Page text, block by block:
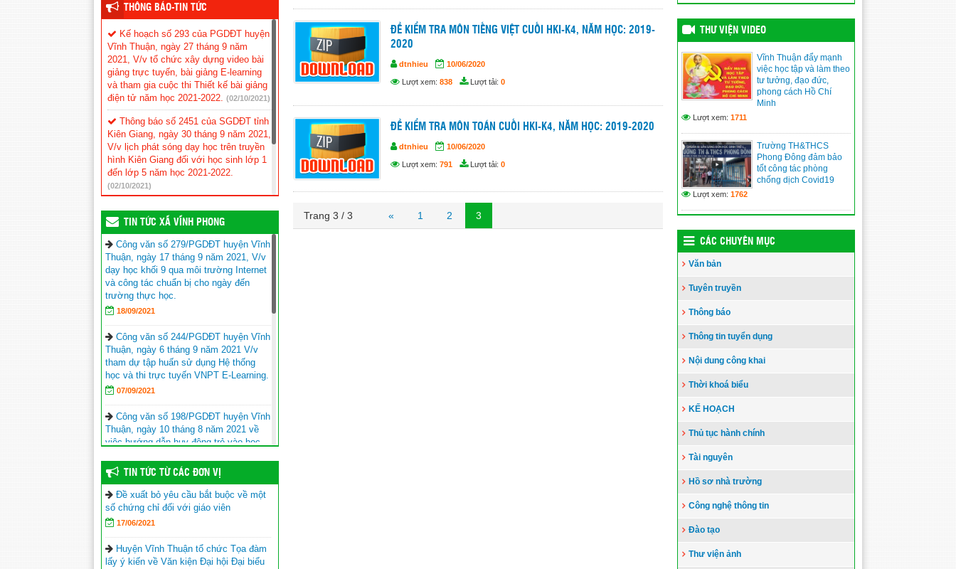
ĐỀ KIỂM TRA MÔN TIẾNG VIỆT CUỐI HKI-K4, NĂM HỌC: 2019-
2020
dtnhieu 10/06/2020
Lượt xem: 838 Lượt tải: 0
ĐỀ KIỂM TRA MÔN TOÁN CUỐI HKI-K4, NĂM HỌC: 2019-2020
dtnhieu 10/06/2020
Lượt xem: 791 Lượt tải: 0
Trang 3 / 3 « 1 2 3
THÔNG BÁO-TIN TỨC
Kế hoạch số 293 của PGDĐT huyện
Vĩnh Thuận, ngày 27 tháng 9 năm
2021, V/v tổ chức xây dựng video bài
giảng trực tuyến, bài giảng E-learning
và tham gia cuộc thi Thiết kế bài giảng
điện tử năm học 2021-2022.
(02/10/2021)
Thông báo số 2451 của SGDĐT tỉnh
Kiên Giang, ngày 30 tháng 9 năm 2021,
V/v lịch phát sóng dạy học trên truyền
hình Kiên Giang đối với học sinh lớp 1
đến lớp 5 năm học 2021-2022.
(02/10/2021)
Công văn số 2376/SGDĐT-VP của
UBND tỉnh Kiên Giang, ngày 24 tháng 9
năm 2021, V/v cho học sinh đến
trường. (25/09/2021)
TIN TỨC XÃ VĨNH PHONG
Công văn số 279/PGDĐT huyện Vĩnh
Thuận, ngày 17 tháng 9 năm 2021, V/v
dạy học khối 9 qua môi trường Internet
và công tác chuẩn bị cho ngày đến
trường thực học.
18/09/2021
Công văn số 244/PGDĐT huyện Vĩnh
Thuận, ngày 6 tháng 9 năm 2021 V/v
tham dự tập huấn sử dụng Hệ thống
học và thi trực tuyến VNPT E-Learning.
07/09/2021
Công văn số 198/PGDĐT huyện Vĩnh
Thuận, ngày 10 tháng 8 năm 2021 về
việc hướng dẫn huy động trẻ vào học
10/08/2021
Tập huấn giáo viên, cán bộ quản lý
sử dụng sách giáo khoa lớp 6 năm học
2021-2022
17/06/2021
Hội Khuyến học huyện Vĩnh Thuận
TIN TỨC TỪ CÁC ĐƠN VỊ
Đề xuất bỏ yêu cầu bắt buộc về một
số chứng chỉ đối với giáo viên
17/06/2021
Huyện Vĩnh Thuận tổ chức Tọa đàm
lấy ý kiến về Văn kiện Đại hội Đại biểu
THƯ VIỆN VIDEO
Vĩnh Thuận đẩy mạnh
việc học tập và làm theo
tư tưởng, đạo đức,
phong cách Hồ Chí
Minh
Lượt xem: 1711
Trường TH&THCS
Phong Đông đảm bảo
tốt công tác phòng
chống dịch Covid19
Lượt xem: 1762
CÁC CHUYÊN MỤC
Văn bản
Tuyên truyền
Thông báo
Thông tin tuyển dụng
Nội dung công khai
Thời khoá biểu
KẾ HOẠCH
Thủ tục hành chính
Tài nguyên
Hồ sơ nhà trường
Công nghệ thông tin
Đào tạo
Thư viện ảnh